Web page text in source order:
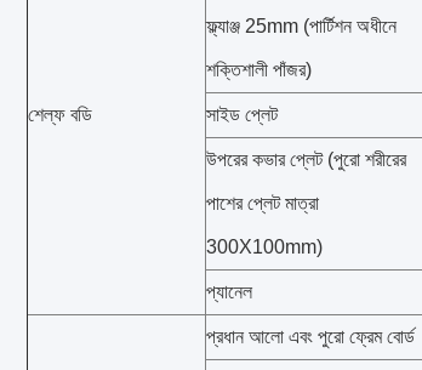
শেল্ফ বডি
ফ্ল্যাঞ্জ 25mm (পার্টিশন অধীনে
শক্তিশালী পাঁজর)
সাইড প্লেট
উপরের কভার প্লেট (পুরো শরীরের
পাশের প্লেট মাত্রা
300X100mm)
প্যানেল
প্রধান আলো এবং পুরো ফ্রেম বোর্ড